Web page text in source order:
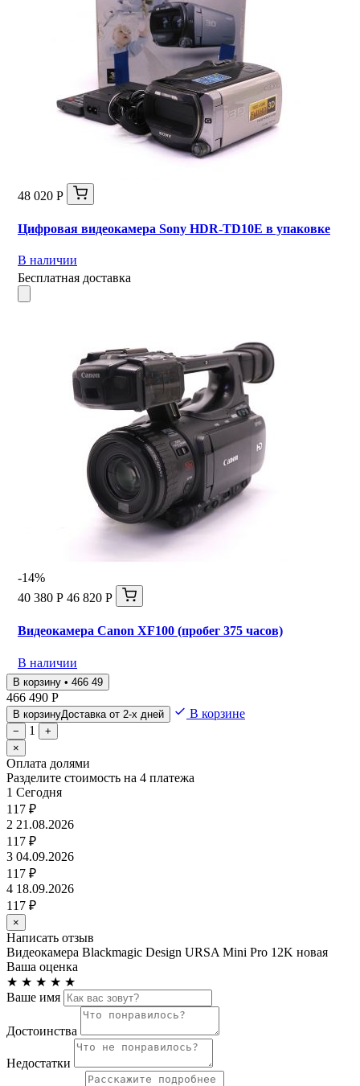
48 020 Р
Цифровая видеокамера Sony HDR-TD10E в упаковке
В наличии
Бесплатная доставка
-14%
40 380 Р 46 820 Р
Видеокамера Canon XF100 (пробег 375 часов)
В наличии
В корзину • 466 49
466 490 Р
В корзинуДоставка от 2-х дней В корзине
− 1
+
×
Оплата долями
Разделите стоимость на 4 платежа
1 Сегодня
117 ₽
2 21.08.2026
117 ₽
3 04.09.2026
117 ₽
4 18.09.2026
117 ₽
×
Написать отзыв
Видеокамера Blackmagic Design URSA Mini Pro 12K новая
Ваша оценка
★ ★ ★ ★ ★
Ваше имя
Достоинства
Недостатки